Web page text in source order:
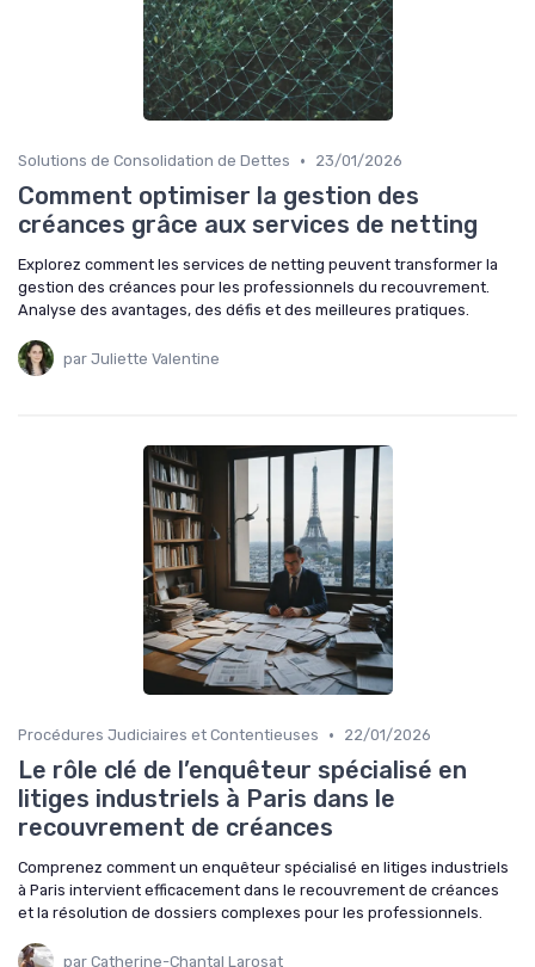
Solutions de Consolidation de Dettes • 23/01/2026
Comment optimiser la gestion des
créances grâce aux services de netting
Explorez comment les services de netting peuvent transformer la
gestion des créances pour les professionnels du recouvrement.
Analyse des avantages, des défis et des meilleures pratiques.
par Juliette Valentine
Procédures Judiciaires et Contentieuses • 22/01/2026
Le rôle clé de l’enquêteur spécialisé en
litiges industriels à Paris dans le
recouvrement de créances
Comprenez comment un enquêteur spécialisé en litiges industriels
à Paris intervient efficacement dans le recouvrement de créances
et la résolution de dossiers complexes pour les professionnels.
par Catherine-Chantal Larosat